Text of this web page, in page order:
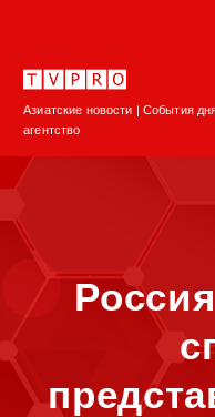
к
Азиатские новости | События
агентство